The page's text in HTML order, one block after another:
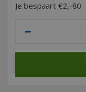
Je bespaart €2,-80